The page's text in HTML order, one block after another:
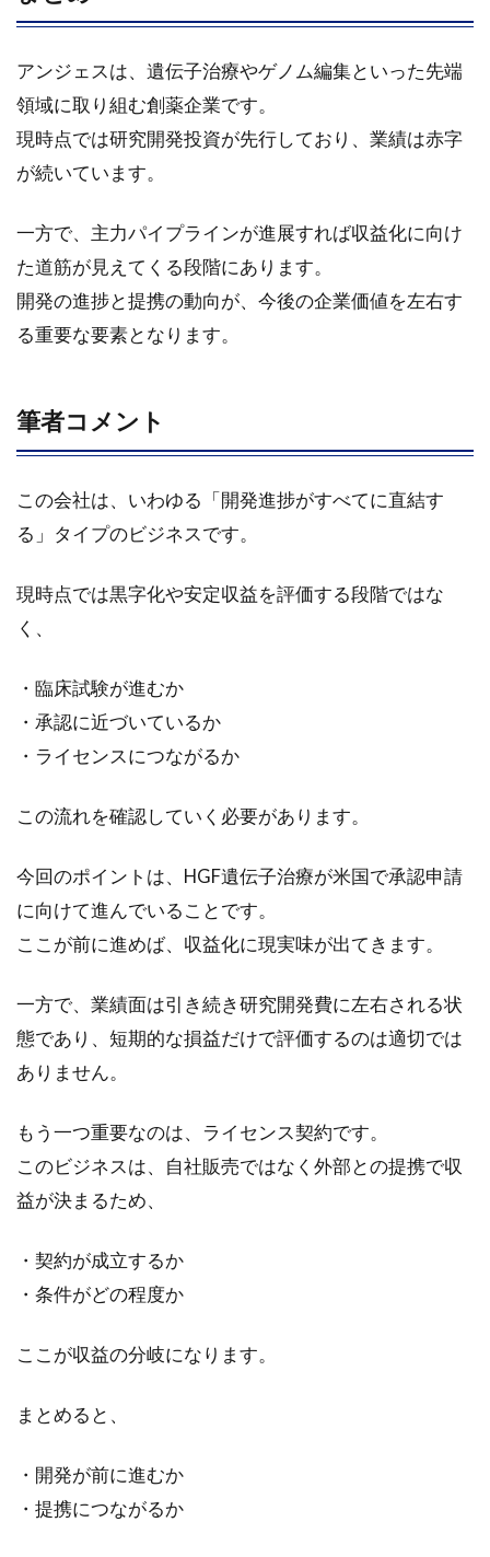
オリゴ
ARDS治
療薬
（AV-
001）
3.5
の成
長戦
医薬の
グロー
バルリ
を目指
す
収益成
3.6
結論
4
04月02
たアン
ジェス
<4563>
のレポ
約
4.1
アン
式に
関す
る研
究レ
トの
要約
と展
4.1.1
要と事
4.1.2
主要開
発パイ
アンジェスは、遺伝子治療やゲノム編集といった先端
領域に取り組む創薬企業です。
現時点では研究開発投資が先行しており、業績は赤字
が続いています。
一方で、主力パイプラインが進展すれば収益化に向け
た道筋が見えてくる段階にあります。
開発の進捗と提携の動向が、今後の企業価値を左右す
る重要な要素となります。
筆者コメント
この会社は、いわゆる「開発進捗がすべてに直結す
る」タイプのビジネスです。
現時点では黒字化や安定収益を評価する段階ではな
く、
・臨床試験が進むか
・承認に近づいているか
・ライセンスにつながるか
この流れを確認していく必要があります。
今回のポイントは、HGF遺伝子治療が米国で承認申請
に向けて進んでいることです。
ここが前に進めば、収益化に現実味が出てきます。
一方で、業績面は引き続き研究開発費に左右される状
態であり、短期的な損益だけで評価するのは適切では
ありません。
もう一つ重要なのは、ライセンス契約です。
このビジネスは、自社販売ではなく外部との提携で収
益が決まるため、
・契約が成立するか
・条件がどの程度か
ここが収益の分岐になります。
まとめると、
・開発が前に進むか
・提携につながるか